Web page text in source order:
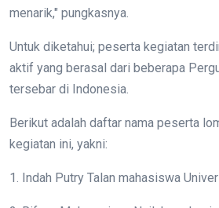
menarik," pungkasnya.
Untuk diketahui; peserta kegiatan
aktif yang berasal dari beberapa
tersebar di Indonesia.
Berikut adalah daftar nama peserta
kegiatan ini, yakni:
1. Indah Putry Talan mahasiswa